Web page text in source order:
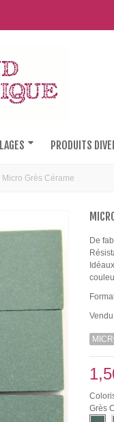
PRODUITS
Micro Grès Cérame
De
Grès